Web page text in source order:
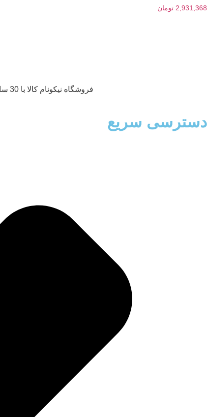
2,931,368 تومان
فروشگاه نیکونام کالا با 30 سال سابقه و دارای کالا های درجه 1 و با کیفیت می‌باشد که با نازل ترین قیمت در اختیار مشتریان قرار میگیرد.
دسترسی سریع